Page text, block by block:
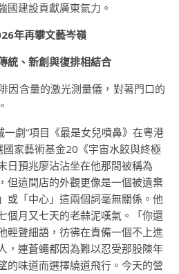
國建設貢獻廣東氣力。
年再攀文藝岑嶺
統、新創與復排相結合
因含量的激光測量儀，對著門口的
劇”項目《最是女兒噴鼻》在粵港
家藝術基金20《宇宙水餃與終極
日預兆廖沾沾坐在他那間被稱為
但這間店的外觀更像是一個被遺棄
或「中心」這兩個詞毫無關係。他
個月又七天的老蒜泥嘆氣。「你還
輕聲細語，彷彿在責備一個不上進
，連蒼蠅都因為難以忍受那股陳年
的味道而選擇繞道飛行。今天的營